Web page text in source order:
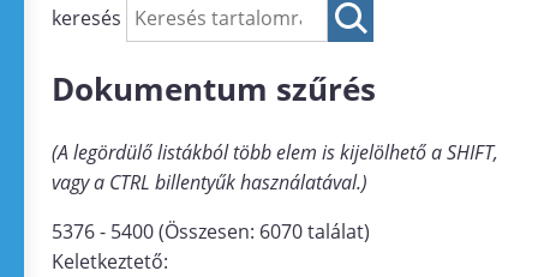
keresés
Dokumentum szűrés
(A legördülő listákból több elem is kijelölhető a SHIFT,
vagy a CTRL billentyűk használatával.)
5376 - 5400 (Összesen: 6070 találat)
Keletkeztető: